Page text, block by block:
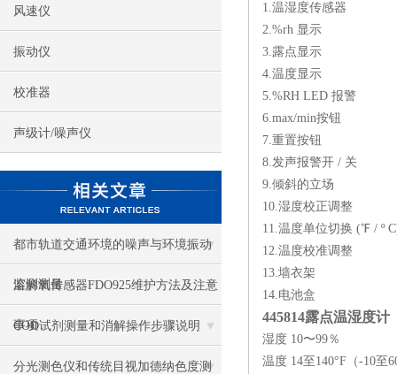
风速仪
振动仪
校准器
声级计/噪声仪
都市轨道交通环境的噪声与环境振动
监测测量
溶解氧传感器FDO925维护方法及注意
事项
COD试剂测量和消解操作步骤说明
分光测色仪和传统目视加德纳色度测
1.温湿度传感器
2.%rh 显示
3.露点显示
4.温度显示
5.%RH LED 报警
6.max/min按钮
7.重置按钮
8.发声报警开 / 关
9.倾斜的立场
10.湿度校正调整
11.温度单位切换 (℉ / º
12.温度校准调整
13.墙衣架
14.电池盒
445814露点温湿度
湿度 10〜99％
温度 14至140°F（-10至